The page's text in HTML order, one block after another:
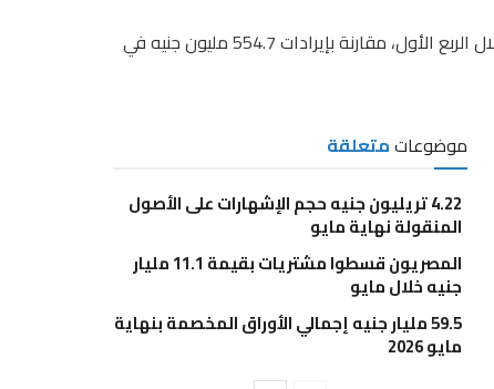
وتكبدت الشركة إجمالي خسائر في الإيرادات 457.6 مليون جنيه خلال الربع الأول، مقارنة بإيرادات 554.7 مليون جنيه في
موضوعاتمتعلقة
4.22 تريليون جنيه حجم الإشهارات على الأصول
المنقولة نهاية مايو
المصريون قسطوا مشتريات بقيمة 11.1 مليار
جنيه خلال مايو
59.5 مليار جنيه إجمالي الأوراق المخصمة بنهاية
مايو 2026